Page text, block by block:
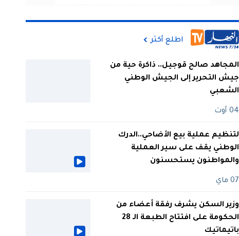
اطلع أكثر
المجاهد صالح قوجيل.. ذاكرة حية من
جيش التحرير إلى الجيش الوطني
الشعبي
04 أوت
لتنظيم عملية بيع الأضاحي..الدرك
الوطني يقف على سير العملية
والمواطنون يستحسنون
07 ماي
وزير السكن يشرف رفقة أعضاء من
الحكومة على افتتاح الطبعة الـ 28
باتيماتيك